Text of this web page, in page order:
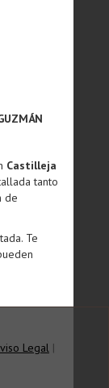
Castilleja
tanto
de
Te
Legal |